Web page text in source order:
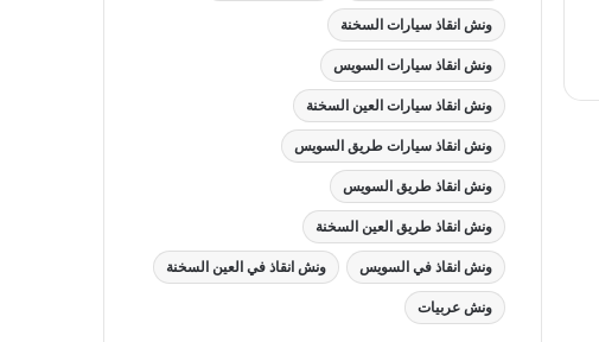
ونش انقاذ سيارات السخنة
ونش انقاذ سيارات السويس
ونش انقاذ سيارات العين السخنة
ونش انقاذ سيارات طريق السويس
ونش انقاذ طريق السويس
ونش انقاذ طريق العين السخنة
ونش انقاذ في السويس ونش انقاذ في العين السخنة
ونش عربيات